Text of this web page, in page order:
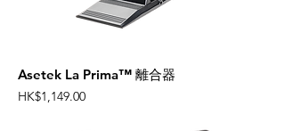
Asetek La Prima™ 離合器
Price
HK$1,149.00